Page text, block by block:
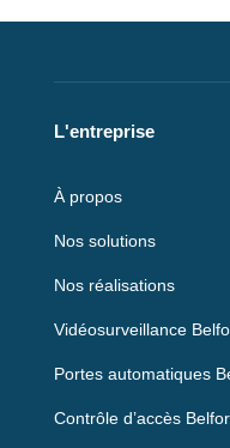
L'entreprise
À propos
Nos solutions
Nos réalisations
Vidéosurveillance
Portes automatiques
Contrôle d’accès